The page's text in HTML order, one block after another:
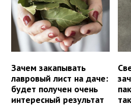
Зачем закапывать
лавровый лист на даче:
будет получен очень
интересный результат